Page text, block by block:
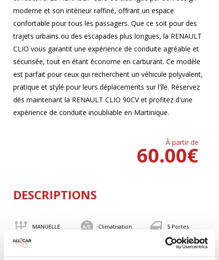
moderne et son intérieur raffiné, offrant un espace
confortable pour tous les passagers. Que ce soit pour des
trajets urbains ou des escapades plus longues, la RENAULT
CLIO vous garantit une expérience de conduite agréable et
sécurisée, tout en étant économe en carburant. Ce modèle
est parfait pour ceux qui recherchent un véhicule polyvalent,
pratique et stylé pour leurs déplacements sur l'île. Réservez
dès maintenant la RENAULT CLIO 90CV et profitez d'une
expérience de conduite inoubliable en Martinique.
À partir de
€
60.00
DESCRIPTIONS
MANUELLE Climatisation 5 Portes
BLUETOOTH 90 CV